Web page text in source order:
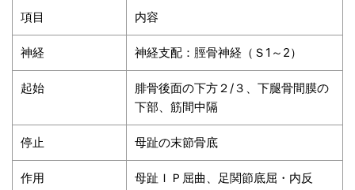
項目 内容
神経 神経支配：脛骨神経（Ｓ1～2）
起始
腓骨後面の下方２/３、下腿骨間膜の
下部、筋間中隔
停止 母趾の末節骨底
作用 母趾ＩＰ屈曲、足関節底屈・内反